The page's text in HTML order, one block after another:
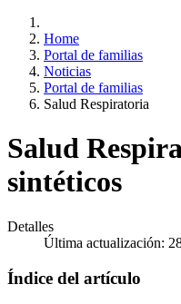
Home
Portal de familias
Noticias
Portal de familias
Salud Respiratoria
Salud
sintéticos
Detalles
Última actualización:
Índice del artículo